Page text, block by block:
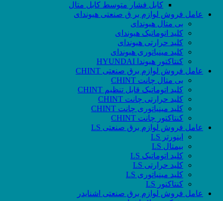
کابل فشار متوسط کابل متال
عامل فروش لوازم بر ق صنعتی هیوندای
بی متال هیوندای
کلید اتوماتیک هیوندای
کلید حرارتی هیوندای
کلید مینیاتوری هیوندای
کنتاکتور هیوندا HYUNDAI
عامل فروش لوازم برق صنعتی CHINT
بی متال چانت CHINT
کلید اتوماتیک قابل تنظیم CHINT
کلید حرارتی چانت CHINT
کلید مینیاتوری چانت CHINT
کنتاکتور چانت CHINT
عامل فروش لوازم برق صنعتی LS
اینورتر LS
بیمتال LS
کلید اتوماتیک LS
کلید حرارتی LS
کلید مینیاتوری LS
کنتاکتور LS
عامل فروش لوازم برق صنعتی اشنایدر